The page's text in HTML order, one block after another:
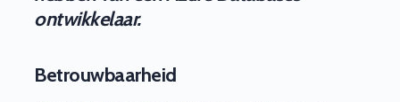
ontwikkelaar.
Betrouwbaarheid